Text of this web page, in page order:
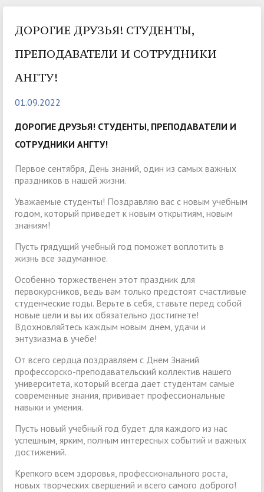
ДОРОГИЕ ДРУЗЬЯ! СТУДЕНТЫ,
ПРЕПОДАВАТЕЛИ И СОТРУДНИКИ
АНГТУ!
01.09.2022
ДОРОГИЕ ДРУЗЬЯ! СТУДЕНТЫ, ПРЕПОДАВАТЕЛИ И
СОТРУДНИКИ АНГТУ!
Первое сентября, День знаний, один из самых важных
праздников в нашей жизни.
Уважаемые студенты! Поздравляю вас с новым учебным
годом, который приведет к новым открытиям, новым
знаниям!
Пусть грядущий учебный год поможет воплотить в
жизнь все задуманное.
Особенно торжественен этот праздник для
первокурсников, ведь вам только предстоят счастливые
студенческие годы. Верьте в себя, ставьте перед собой
новые цели и вы их обязательно достигнете!
Вдохновляйтесь каждым новым днем, удачи и
энтузиазма в учебе!
От всего сердца поздравляем с Днем Знаний
профессорско-преподавательский коллектив нашего
университета, который всегда дает студентам самые
современные знания, прививает профессиональные
навыки и умения.
Пусть новый учебный год будет для каждого из нас
успешным, ярким, полным интересных событий и важных
достижений.
Крепкого всем здоровья, профессионального роста,
новых творческих свершений и всего самого доброго!